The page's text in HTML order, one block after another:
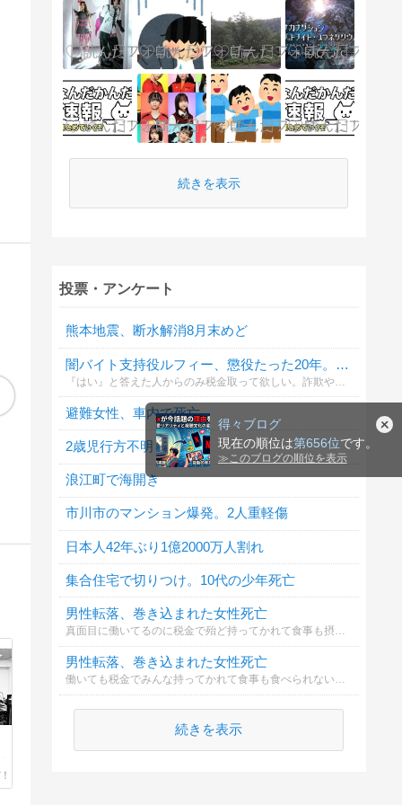
得々ブログ
現在の順位は第656位です。
≫ このブログの順位を表示
yosugala｜結成から3
年でNHKホールへ！
圧倒的歌唱力で快進
撃を続ける、ロック
系アイドル4人組
【画像】北川景子の
最新ショットが話
題！美しい姿にファ
ン騒然
2時間前
チャイなエンタメにゃーGO
『ラストノート』第5
話 “澄晴”寺西拓
人、“葵”内田有紀の
家で眠ってしまう
2時間50分前
芸能エンタメちゃんねる
【高市
税】自
選への“
3時間30
続きを表示
投票・アンケート
熊本地震、断水解消8月末めど
闇バイト支持役ルフィー、懲役たった20年。支持しますか？
避難女性、車内で死亡
2歳児行方不明
浪江町で海開き
市川市のマンション爆発。2人重軽傷
日本人42年ぶり1億2000万人割れ
集合住宅で切りつけ。10代の少年死亡
男性転落、巻き込まれた女性死亡
真面目に働いてるのに税金で殆ど持ってかれて食事も摂れないとか異常だから
男性転落、巻き込まれた女性死亡
働いても税金でみんな持ってかれて食事も食べられないって異常でしょ？
続きを表示